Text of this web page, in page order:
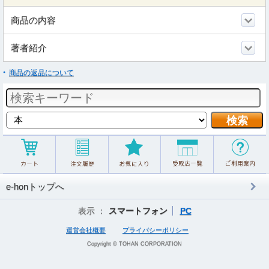
商品の内容
著者紹介
商品の返品について
e-honトップへ
表示 ： スマートフォン PC
運営会社概要 プライバシーポリシー
Copyright © TOHAN CORPORATION